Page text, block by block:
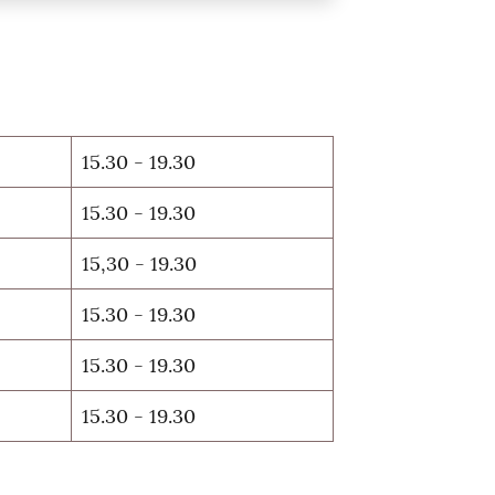
15.30 - 19.30
15.30 - 19.30
15,30 - 19.30
15.30 - 19.30
15.30 - 19.30
15.30 - 19.30